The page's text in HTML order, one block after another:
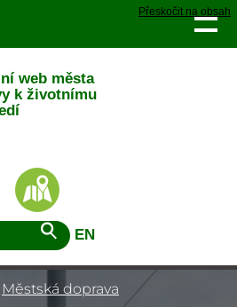
Přeskočit na obsah
web města
k životnímu
EN
Městská doprava